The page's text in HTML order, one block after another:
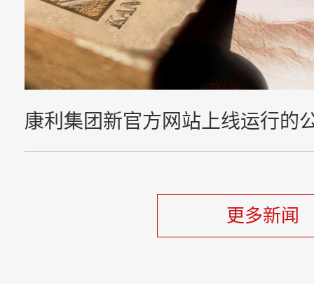
康利集团新官方网站上线运行的
更多新闻